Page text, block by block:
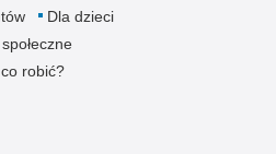
Dla dzieci
robić?